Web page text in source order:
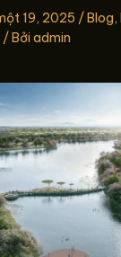
19, 2025 / Blog,
/ Bởi admin